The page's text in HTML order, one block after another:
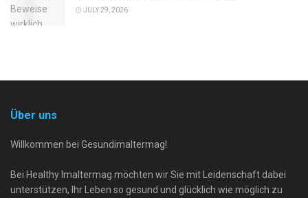
JULY 29, 2026
Über uns
Willkommen bei Gesundimaltermag!
Bei Healthy Imaltermag möchten wir Sie mit Leidenschaft dabei
unterstützen, Ihr Leben so gesund und glücklich wie möglich zu